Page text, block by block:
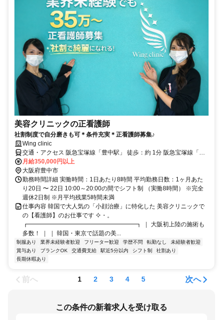
美容クリニックの正看護師
社割制度で自分磨きも可＊条件充実＊正看護師募集♪
Wing clinic
交通・アクセス 阪急宝塚線「豊中駅」 徒歩：約 1分 阪急宝塚線「岡
町駅」 徒歩：約 10分 阪急宝塚線「曽根駅」 自転車：約6分
月給350,000円以上
大阪府豊中市
勤務時間詳細 実働時間：1日あたり8時間 平均勤務日数：1ヶ月あた
り20日 〜 22日 10:00～20:00の間でシフト制 （実働8時間） ※完全
週休2日制 ※月平均残業5時間未満
仕事内容 韓国で大人気の「小顔治療」に特化した 美容クリニックで
の【看護師】のお仕事です ⯎・。
┏━━━━━━━━━━━━━━━━━━┓ ｜ 大阪初上陸の施術も
多数！ ｜ ｜ 韓国・東京で話題の美...
制服あり 業界未経験者歓迎 フリーター歓迎 学歴不問 転勤なし
未経験者歓迎
賞与あり
ブランクOK 交通費支給 駅近5分以内 シフト制
社割あり
長期休暇あり
前へ 1 2 3 4 5 次へ
この条件の新着求人を受け取る